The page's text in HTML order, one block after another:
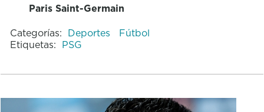
Paris Saint-Germain
Categorías: Deportes
Fútbol
Etiquetas: PSG